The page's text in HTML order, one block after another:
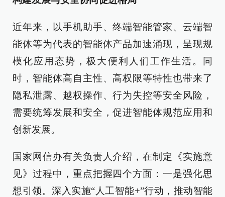
近年来，以手机助手、终端智能管家、云端智
能体等为代表的智能体产品加速涌现，呈现规
模化应用态势，极大便利人们工作生活。同
时，智能体高自主性、高权限等特性也带来了
隐私泄露、越权操作、行为失控等安全风险，
需要统筹发展和安全，促进智能体规范应用和
创新发展。
国家网信办有关负责人介绍，在制定《实施意
见》过程中，重点把握四个方面：一是强化思
想引领。深入实施“人工智能+”行动，推动智能